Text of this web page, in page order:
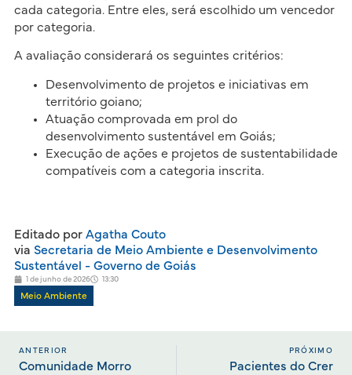
cada categoria. Entre eles, será escolhido um vencedor
por categoria.
A avaliação considerará os seguintes critérios:
Desenvolvimento de projetos e iniciativas em
território goiano;
Atuação comprovada em prol do
desenvolvimento sustentável em Goiás;
Execução de ações e projetos de sustentabilidade
compatíveis com a categoria inscrita.
Editado porAgatha Couto
via Secretaria de Meio Ambiente e Desenvolvimento
Sustentável - Governo de Goiás
1 de junho de 2026 13:30
Meio Ambiente
ANTERIOR
Comunidade Morro
PRÓXIMO
Pacientes do Crer